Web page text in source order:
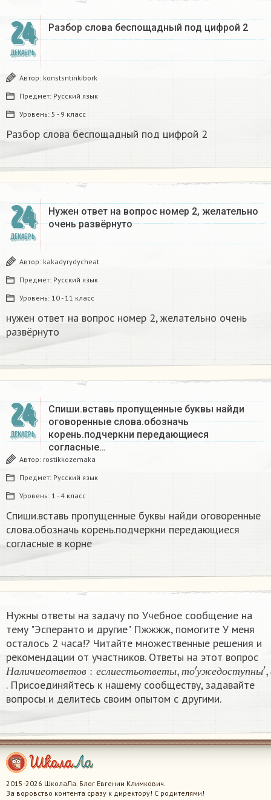
24
ДЕКАБРЬ
Разбор слова беспощадный под цифрой 2
Автор: konstsntinkibork
Предмет: Русский язык
Уровень: 5 - 9 класс
Разбор слова беспощадный под цифрой 2
24
ДЕКАБРЬ
Нужен ответ на вопрос номер 2, желательно
очень развёрнуто
Автор: kakadyrydycheat
Предмет: Русский язык
Уровень: 10 - 11 класс
нужен ответ на вопрос номер 2, желательно очень
развёрнуто
24
ДЕКАБРЬ
Спиши.вставь пропущенные буквы найди
оговоренные слова.обозначь
корень.подчеркни передающиеся
согласные…
Автор: rostikkozemaka
Предмет: Русский язык
Уровень: 1 - 4 класс
Спиши.вставь пропущенные буквы найди оговоренные
слова.обозначь корень.подчеркни передающиеся
согласные в корне
Нужны ответы на задачу по Учебное сообщение на
тему "Эсперанто и другие" Пжжжж, помогите У меня
осталось 2 часа!? Читайте множественные решения и
рекомендации от участников. Ответы на этот вопрос
Н ал и ч и е о т в е т о в е сл и е с т ьо т в е т ы т о уже д ост упны
Наличиеответ ов еслиестьотве ты, то′ уж едос тупны′,е с
—′поканет′
. Присоединяйтесь к нашему сообществу, задавайте
вопросы и делитесь своим опытом с другими.
2015-2026 ШколаЛа. Блог Евгении Климкович.
За воровство контента сразу к директору! С родителями!